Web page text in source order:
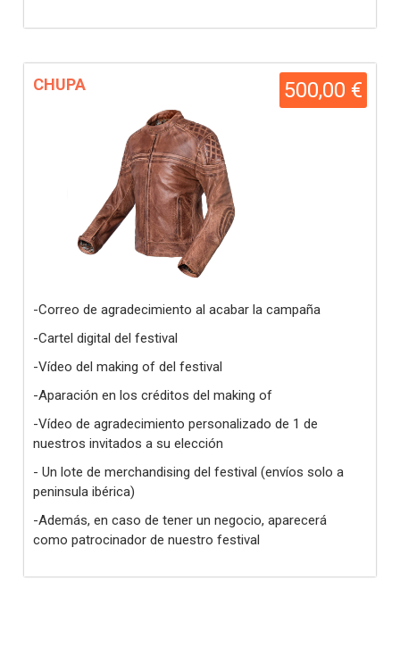
500,00 €
CHUPA
-Correo de agradecimiento al acabar la campaña
-Cartel digital del festival
-Vídeo del making of del festival
-Aparación en los créditos del making of
-Vídeo de agradecimiento personalizado de 1 de
nuestros invitados a su elección
- Un lote de merchandising del festival (envíos solo a
peninsula ibérica)
-Además, en caso de tener un negocio, aparecerá
como patrocinador de nuestro festival